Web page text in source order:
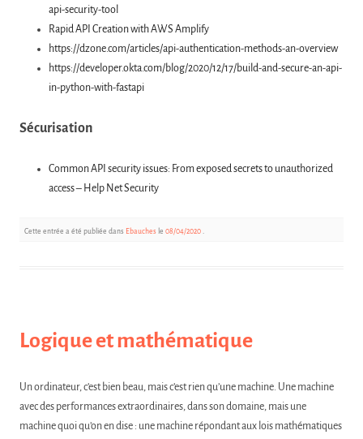
api-security-tool
Rapid API Creation with AWS Amplify
https://dzone.com/articles/api-authentication-methods-an-overview
https://developer.okta.com/blog/2020/12/17/build-and-secure-an-api-
in-python-with-fastapi
Sécurisation
Common API security issues: From exposed secrets to unauthorized
access – Help Net Security
Cette entrée a été publiée dans Ebauches le 08/04/2020 .
Logique et mathématique
Un ordinateur, c’est bien beau, mais c’est rien qu’une machine. Une machine
avec des performances extraordinaires, dans son domaine, mais une
machine quoi qu’on en dise : une machine répondant aux lois mathématiques